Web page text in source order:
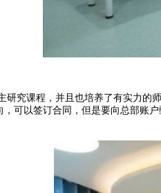
研究课程，并且也培养了有实力
可以签订合同，但是要向总部账